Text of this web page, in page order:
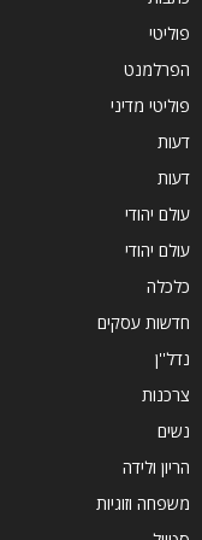
פוליטי
הפרלמנט
פוליטי מדיני
דעות
דעות
עולם יהודי
עולם יהודי
כלכלה
חדשות עסקים
נדל''ן
צרכנות
נשים
הריון ולידה
משפחה וזוגיות